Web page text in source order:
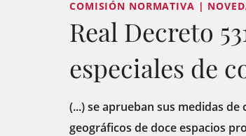
COMISIÓN NORMATIVA |
Real Decreto
especiales de
(...) se aprueban sus medidas
geográficos de doce espacios